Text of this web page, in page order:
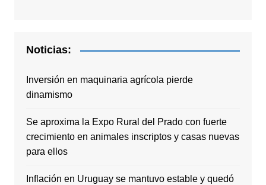
Noticias:
Inversión en maquinaria agrícola pierde
dinamismo
Se aproxima la Expo Rural del Prado con fuerte
crecimiento en animales inscriptos y casas nuevas
para ellos
Inflación en Uruguay se mantuvo estable y quedó